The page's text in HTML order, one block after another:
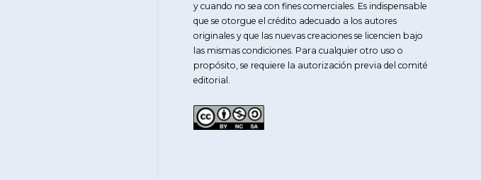
y cuando no sea con fines comerciales. Es indispensable
que se otorgue el crédito adecuado a los autores
originales y que las nuevas creaciones se licencien bajo
las mismas condiciones. Para cualquier otro uso o
propósito, se requiere la autorización previa del comité
editorial.